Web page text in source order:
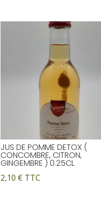
JUS DE POMME DETOX (
CONCOMBRE, CITRON,
GINGEMBRE ) 0.25CL
2,10 € TTC